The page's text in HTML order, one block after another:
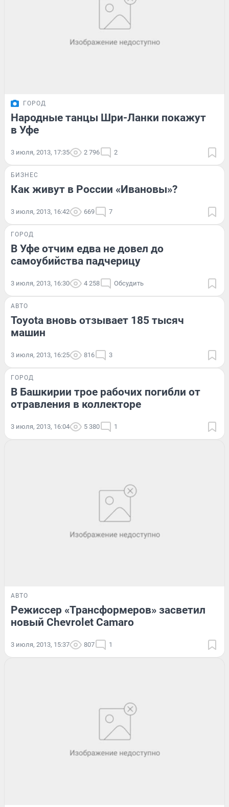
ГОРОД
Народные танцы Шри-Ланки покажут
в Уфе
3 июля, 2013, 17:35 2 796 2
БИЗНЕС
Как живут в России «Ивановы»?
3 июля, 2013, 16:42 669 7
ГОРОД
В Уфе отчим едва не довел до
самоубийства падчерицу
3 июля, 2013, 16:30 4 258 Обсудить
АВТО
Toyota вновь отзывает 185 тысяч
машин
3 июля, 2013, 16:25 816 3
ГОРОД
В Башкирии трое рабочих погибли от
отравления в коллекторе
3 июля, 2013, 16:04 5 380 1
АВТО
Режиссер «Трансформеров» засветил
новый Chevrolet Camaro
3 июля, 2013, 15:37 807 1